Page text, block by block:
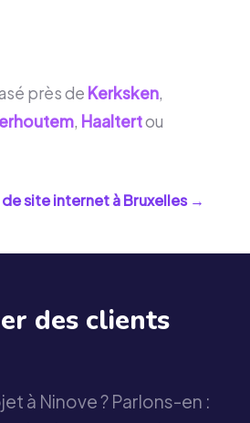
près de Kerksken,
, Haaltertou
site internet àBruxelles→
des clients
à Ninove ? Parlons-en :